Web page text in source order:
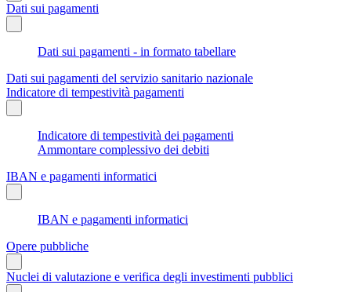
Dati sui pagamenti
Dati sui pagamenti - in formato tabellare
Dati sui pagamenti del servizio sanitario nazionale
Indicatore di tempestività pagamenti
Indicatore di tempestività dei pagamenti
Ammontare complessivo dei debiti
IBAN e pagamenti informatici
IBAN e pagamenti informatici
Opere pubbliche
Nuclei di valutazione e verifica degli investimenti pubblici